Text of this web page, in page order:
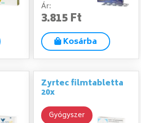
Ár:
3.815 Ft
Kosárba
Zyrtec filmtabletta
20x
Gyógyszer